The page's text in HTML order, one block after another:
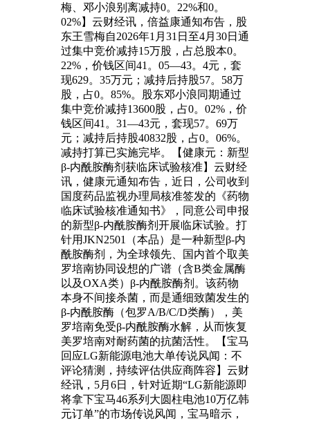
梅、邓小浪别离减持0。22%和0。
02%】云财经讯，倍益康通知布告，股
东王雪梅自2026年1月31日至4月30日通
过集中竞价减持15万股，占总股本0。
22%，价钱区间41。05—43。4元，套
现629。35万元；减持后持股57。58万
股，占0。85%。股东邓小浪同期通过
集中竞价减持13600股，占0。02%，价
钱区间41。31—43元，套现57。69万
元；减持后持股40832股，占0。06%。
减持打算已实施完毕。【健康元：新型
β-内酰胺酶剂获临床试验核准】云财经
讯，健康元通知布告，近日，公司收到
国度药品监视办理局核准签发的《药物
临床试验核准通知书》，同意公司申报
的新型β-内酰胺酶剂开展临床试验。打
针用JKN2501（本品）是一种新型β-内
酰胺酶剂，为全球领先、国内首个取美
罗培南协同设想的广谱（含B类金属酶
以及OXA类）β-内酰胺酶剂。该药物
本身不间接杀菌，而是通细致菌发生的
β-内酰胺酶（包罗A/B/C/D类酶），美
罗培南免受β-内酰胺酶水解，从而恢复
美罗培南对耐药菌的抗菌活性。【宝马
回应LG新能源电池大单传说风闻：不
评论猜测，持续评估供应商阵容】云财
经讯，5月6日，针对近期“LG新能源即
将拿下宝马46系列大圆柱电池10万亿韩
元订单”的市场传说风闻，宝马暗示，